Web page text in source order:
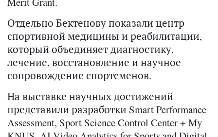
Отдельно Бектенову показали центр
спортивной медицины и реабилитации,
который объединяет диагностику,
лечение, восстановление и научное
сопровождение спортсменов.
На выставке научных достижений
представили разработки Smart Performance
Assessment, Sport Science Control Center + My